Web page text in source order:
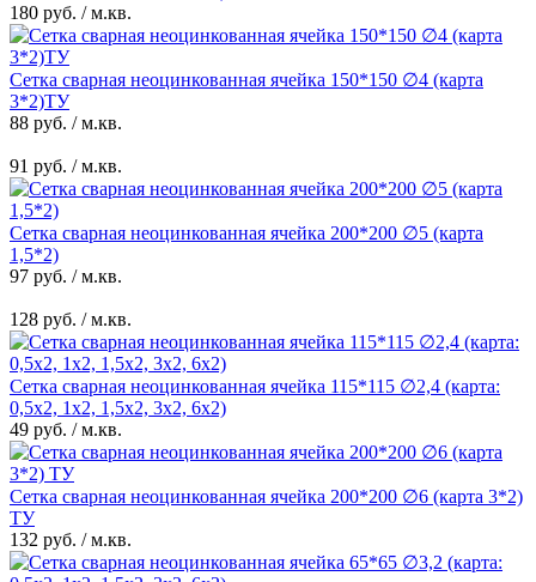
180 руб. / м.кв.
Сетка сварная неоцинкованная ячейка 150*150 ∅4 (карта
3*2)ТУ
88 руб. / м.кв.
91 руб. / м.кв.
Сетка сварная неоцинкованная ячейка 200*200 ∅5 (карта
1,5*2)
97 руб. / м.кв.
128 руб. / м.кв.
Сетка сварная неоцинкованная ячейка 115*115 ∅2,4 (карта:
0,5х2, 1х2, 1,5х2, 3х2, 6х2)
49 руб. / м.кв.
Сетка сварная неоцинкованная ячейка 200*200 ∅6 (карта 3*2)
ТУ
132 руб. / м.кв.